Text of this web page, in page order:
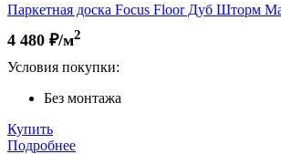
Паркетная доска Focus Floor Дуб Шторм
4 480 ₽/м2
Условия покупки:
Без монтажа
Купить
Подробнее